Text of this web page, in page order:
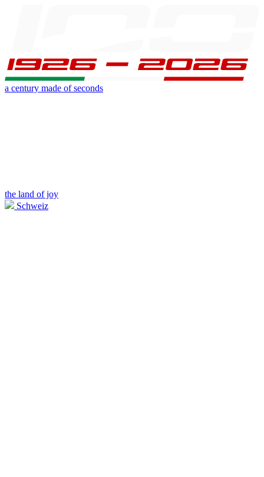
a century made of seconds
the land of joy
Schweiz